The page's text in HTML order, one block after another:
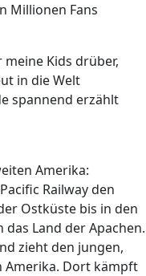
Millionen Fans
Kids drüber,
in die Welt
spannend erzählt
Amerika:
Railway den
Ostküste bis in den
Land der Apachen.
zieht den jungen,
Amerika. Dort kämpft